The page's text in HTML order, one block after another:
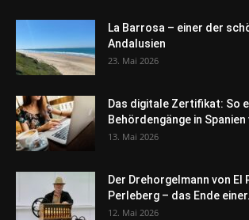
La Barrosa – einer der
Andalusien
23. Mai 2026
Das digitale Zertifikat: So
Behördengänge in Spanien
13. Mai 2026
Der Drehorgelmann von El
Perleberg – das Ende
12. Mai 2026